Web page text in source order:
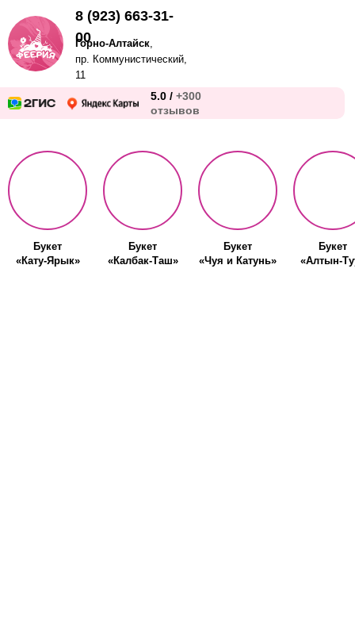
5.0 / +300
отзывов
Горно-Алтайск,
пр. Коммунистический,
11
8 (923) 663-31-
00
Букет
«Кату-Ярык»
Букет
«Калбак-Таш»
Букет
«Чуя и Катунь»
Букет
«Алтын-